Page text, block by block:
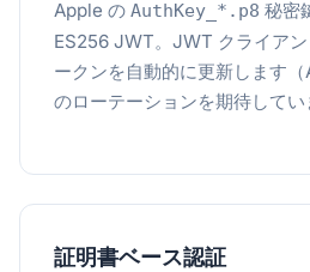
Apple の AuthKey_*.p8 秘密
ES256 JWT。JWT クライア
ークンを自動的に更新します
のローテーションを期待してい
証明書ベース認証